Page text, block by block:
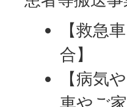
【救急
合】
【病気